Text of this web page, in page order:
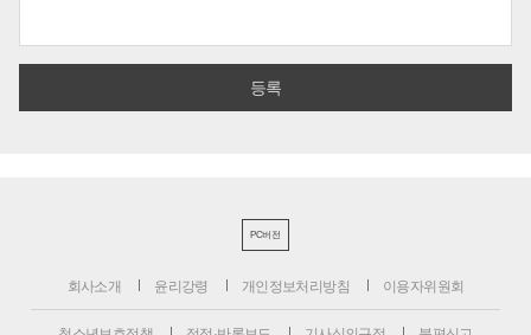
PC버전
회사소개 윤리강령 개인정보처리방침 이용자위원회